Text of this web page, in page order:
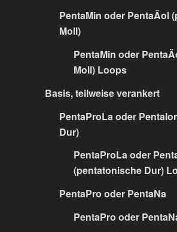
PentaMin oder PentaÄol
Moll)
PentaMin oder
Moll) Loops
Basis, teilweise verankert
PentaProLa oder
Dur)
PentaProLa oder
(pentatonische Dur)
PentaPro oder PentaNa
PentaPro oder